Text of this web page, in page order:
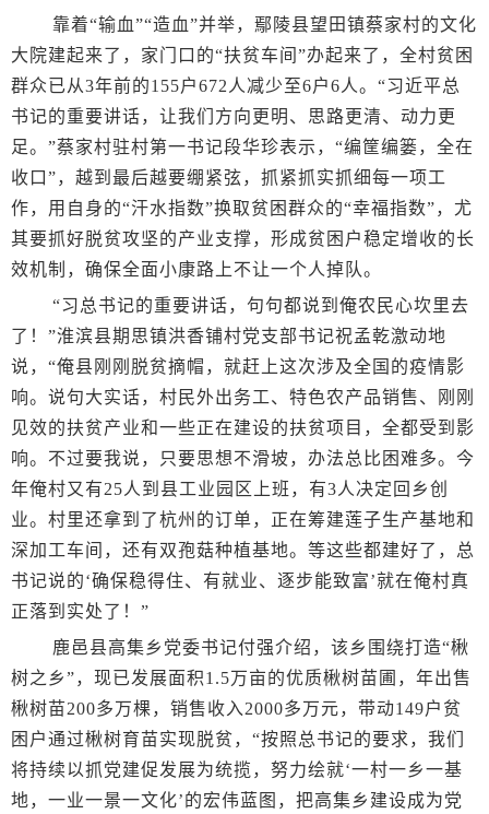
靠着“输血”“造血”并举，鄢陵县望田镇蔡家村的文化
大院建起来了，家门口的“扶贫车间”办起来了，全村贫困
群众已从3年前的155户672人减少至6户6人。“习近平总
书记的重要讲话，让我们方向更明、思路更清、动力更
足。”蔡家村驻村第一书记段华珍表示，“编筐编篓，全在
收口”，越到最后越要绷紧弦，抓紧抓实抓细每一项工
作，用自身的“汗水指数”换取贫困群众的“幸福指数”，尤
其要抓好脱贫攻坚的产业支撑，形成贫困户稳定增收的长
效机制，确保全面小康路上不让一个人掉队。
“习总书记的重要讲话，句句都说到俺农民心坎里去
了！”淮滨县期思镇洪香铺村党支部书记祝孟乾激动地
说，“俺县刚刚脱贫摘帽，就赶上这次涉及全国的疫情影
响。说句大实话，村民外出务工、特色农产品销售、刚刚
见效的扶贫产业和一些正在建设的扶贫项目，全都受到影
响。不过要我说，只要思想不滑坡，办法总比困难多。今
年俺村又有25人到县工业园区上班，有3人决定回乡创
业。村里还拿到了杭州的订单，正在筹建莲子生产基地和
深加工车间，还有双孢菇种植基地。等这些都建好了，总
书记说的‘确保稳得住、有就业、逐步能致富’就在俺村真
正落到实处了！”
鹿邑县高集乡党委书记付强介绍，该乡围绕打造“楸
树之乡”，现已发展面积1.5万亩的优质楸树苗圃，年出售
楸树苗200多万棵，销售收入2000多万元，带动149户贫
困户通过楸树育苗实现脱贫，“按照总书记的要求，我们
将持续以抓党建促发展为统揽，努力绘就‘一村一乡一基
地，一业一景一文化’的宏伟蓝图，把高集乡建设成为党